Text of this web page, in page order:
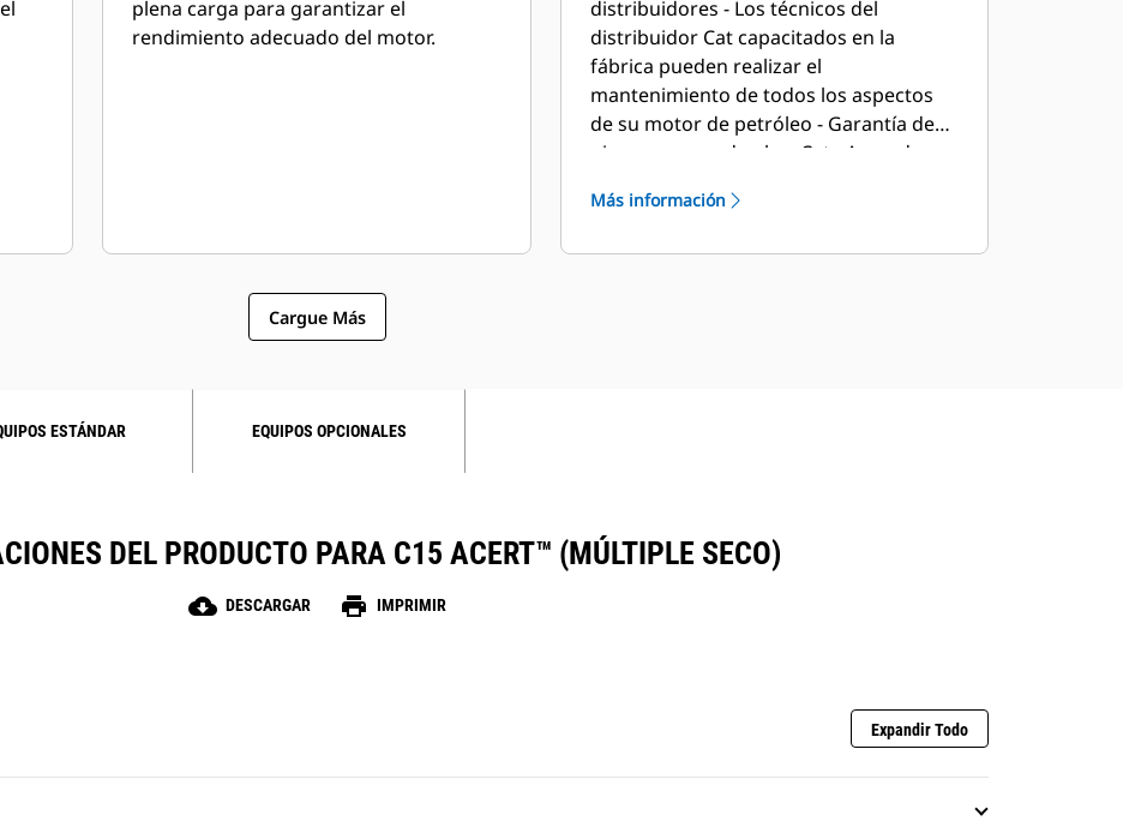
plena carga para garantizar el
rendimiento adecuado del motor.
distribuidores - Los técnicos del
distribuidor Cat capacitados en la
fábrica pueden realizar el
mantenimiento de todos los aspectos
de su motor de petróleo - Garantía de
piezas y mano de obra Cat - Acuerdos
disponibles para opciones de
Más información
Cargue Más
ESTÁNDAR EQUIPOS OPCIONALES
DEL PRODUCTO PARA C15 ACERT™ (MÚLTIPLE SECO)
cloud_download DESCARGAR print IMPRIMIR
Expandir Todo